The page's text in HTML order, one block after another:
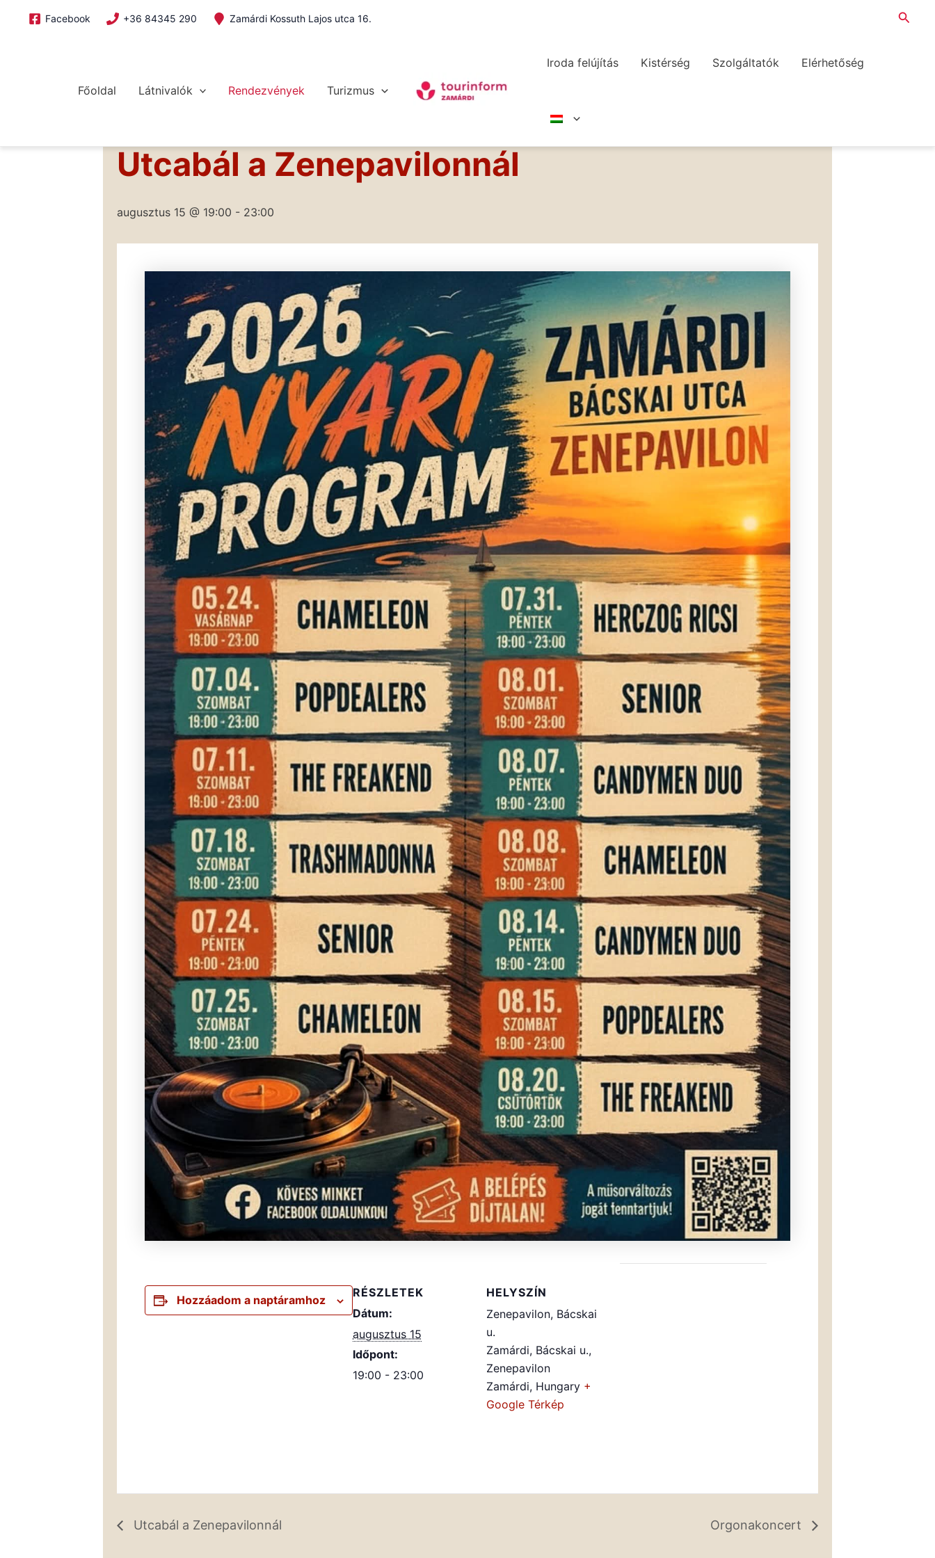
Facebook +36 84345 290 Zamárdi Kossuth Lajos utca 16.
Főoldal Látnivalók Rendezvények Turizmus
Iroda felújítás Kistérség Szolgáltatók Elérhetőség
Utcabál a Zenepavilonnál
augusztus 15 @ 19:00 - 23:00
Hozzáadom a naptáramhoz
RÉSZLETEK
Dátum:
augusztus 15
Időpont:
19:00 - 23:00
HELYSZÍN
Zenepavilon, Bácskai
u.
Zamárdi, Bácskai u.,
Zenepavilon
Zamárdi, Hungary +
Google Térkép
Utcabál a Zenepavilonnál Orgonakoncert